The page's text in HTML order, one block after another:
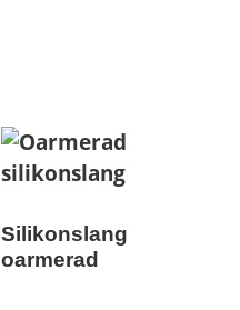
Silikonslang
oarmerad